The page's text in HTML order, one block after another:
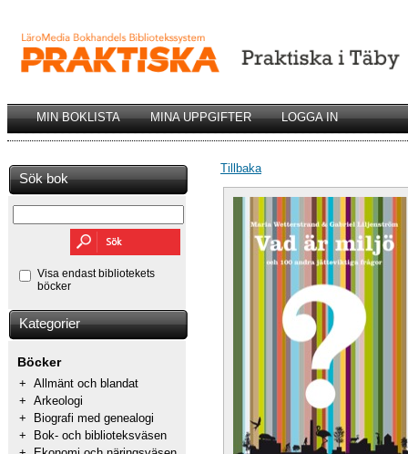
MIN BOKLISTA MINA UPPGIFTER LOGGA IN
Sök bok
Visa endast bibliotekets
böcker
Kategorier
Böcker
+ Allmänt och blandat
+ Arkeologi
+
Biografi med genealogi
+
Bok- och biblioteksväsen
Tillbaka